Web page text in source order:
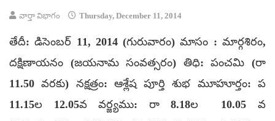
వార్తా విభాగం Thursday, December 11, 2014
తేదీ: డిసెంబర్ 11, 2014 (గురువారం) మాసం : మార్గశిరం,
దక్షిణాయనం (జయనామ సంవత్సరం) తిధి: పంచమి (రా
11.50 వరకు) నక్షత్రం: ఆశ్లేష పూర్తి శుభ మూహూర్తం: ప
11.15ల 12.05వ వర్జ్యము: రా 8.18ల 10.05 వ